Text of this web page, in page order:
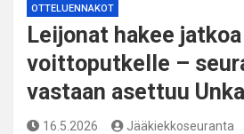
OTTELUENNAKOT
Leijonat hakee jatkoa
voittoputkelle –
vastaan asettuu
16.5.2026 Jääkiekkoseuranta